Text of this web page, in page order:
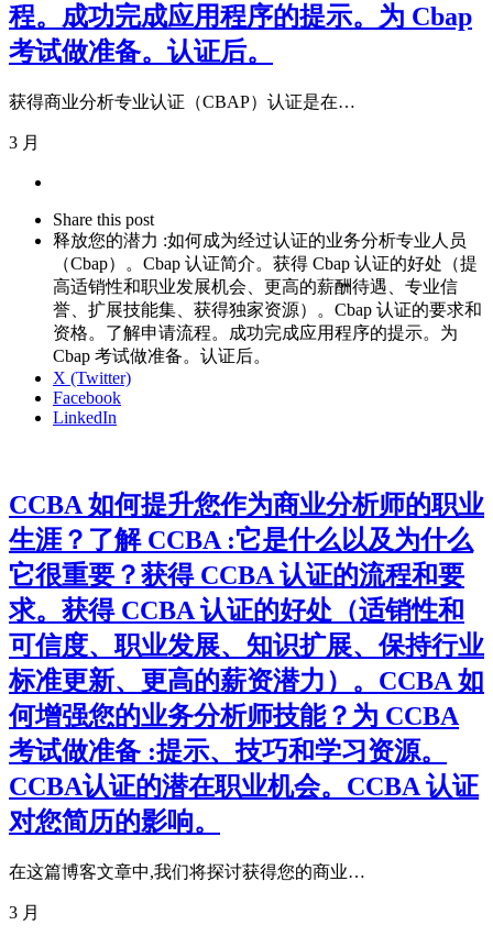
程。成功完成应用程序的提示。为 Cbap
考试做准备。认证后。
获得商业分析专业认证（CBAP）认证是在…
3 月
post
Share this postClose
sharing
box
释放您的潜力 :如何成为经过认证的业务分析专业人员
（Cbap）。Cbap 认证简介。获得 Cbap 认证的好处（提
高适销性和职业发展机会、更高的薪酬待遇、专业信
誉、扩展技能集、获得独家资源）。Cbap 认证的要求和
资格。了解申请流程。成功完成应用程序的提示。为
Cbap 考试做准备。认证后。
X (Twitter)
Facebook
LinkedIn
CCBA 如何提升您作为商业分析师的职业
生涯？了解 CCBA :它是什么以及为什么
它很重要？获得 CCBA 认证的流程和要
求。获得 CCBA 认证的好处（适销性和
可信度、职业发展、知识扩展、保持行业
标准更新、更高的薪资潜力）。CCBA 如
何增强您的业务分析师技能？为 CCBA
考试做准备 :提示、技巧和学习资源。
CCBA认证的潜在职业机会。CCBA 认证
对您简历的影响。
在这篇博客文章中,我们将探讨获得您的商业…
3 月